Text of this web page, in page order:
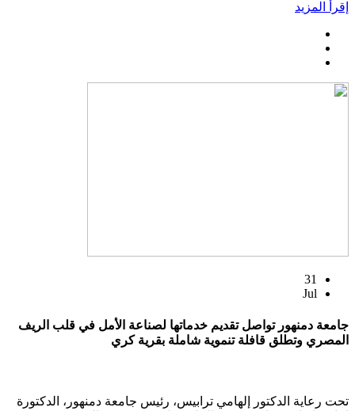
إقرأ المزيد
31
Jul
جامعة دمنهور تواصل تقديم خدماتها لصناعة الأمل في قلب الريف
المصري وتطلق قافلة تنموية شاملة بقرية كري
تحت رعاية الدكتور إلهامي ترابيس، رئيس جامعة دمنهور، الدكتورة